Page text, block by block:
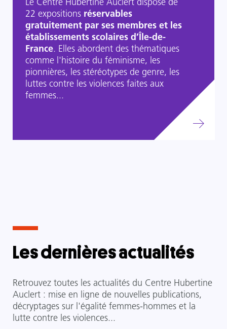
Le Centre Hubertine Auclert dispose de
22 expositions réservables
gratuitement par ses membres et les
établissements scolaires d’Île-de-
France. Elles abordent des thématiques
comme l'histoire du féminisme, les
pionnières, les stéréotypes de genre, les
luttes contre les violences faites aux
femmes...
Les dernières actualités
Retrouvez toutes les actualités du Centre Hubertine
Auclert : mise en ligne de nouvelles publications,
décryptages sur l'égalité femmes-hommes et la
lutte contre les violences...